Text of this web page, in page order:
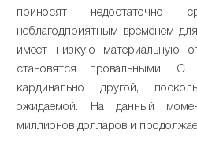
приносят недостаточно
неблагодприятным временем
имеет низкую материальную
становятся провальными.
кардинально другой,
ожидаемой. На данный
миллионов долларов и